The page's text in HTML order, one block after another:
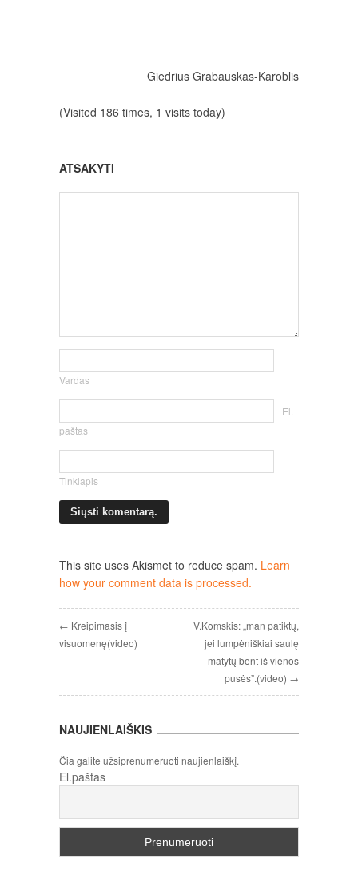
Giedrius Grabauskas-Karoblis
(Visited 186 times, 1 visits today)
ATSAKYTI
Vardas
El.
paštas
Tinklapis
This site uses Akismet to reduce spam. Learn
how your comment data is processed.
← Kreipimasis į
visuomenę(video)
V.Komskis: „man patiktų,
jei lumpėniškiai saulę
matytų bent iš vienos
pusės”.(video) →
NAUJIENLAIŠKIS
Čia galite užsiprenumeruoti naujienlaiškį.
El.paštas